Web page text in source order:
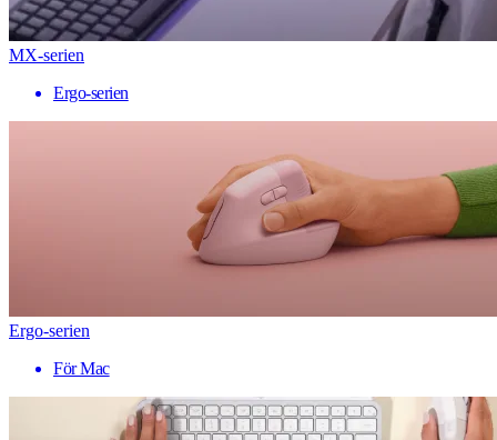
MX-serien
Ergo-serien
Ergo-serien
För Mac